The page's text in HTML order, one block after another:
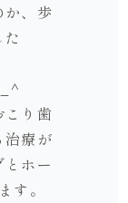
か、歩
り歯
治療が
ホー
す。